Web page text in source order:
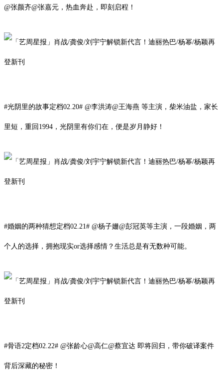
@张颜齐@张嘉元，热血奔赴，即刻启程！
#光阴里的故事定档02.20# @李洪涛@王海燕 等主演，柴米油盐，家长
里短，重回1994，光阴里有你们在，便是岁月静好！
#婚姻的两种猜想定档02.21# @杨子姗@彭冠英等主演，一段婚姻，两
个人的选择，拥抱现实or选择感情？生活总是有无数种可能。
#骨语2定档02.22# @张龄心@高仁@蔡宜达 即将回归，带你破译案件
背后深藏的秘密！